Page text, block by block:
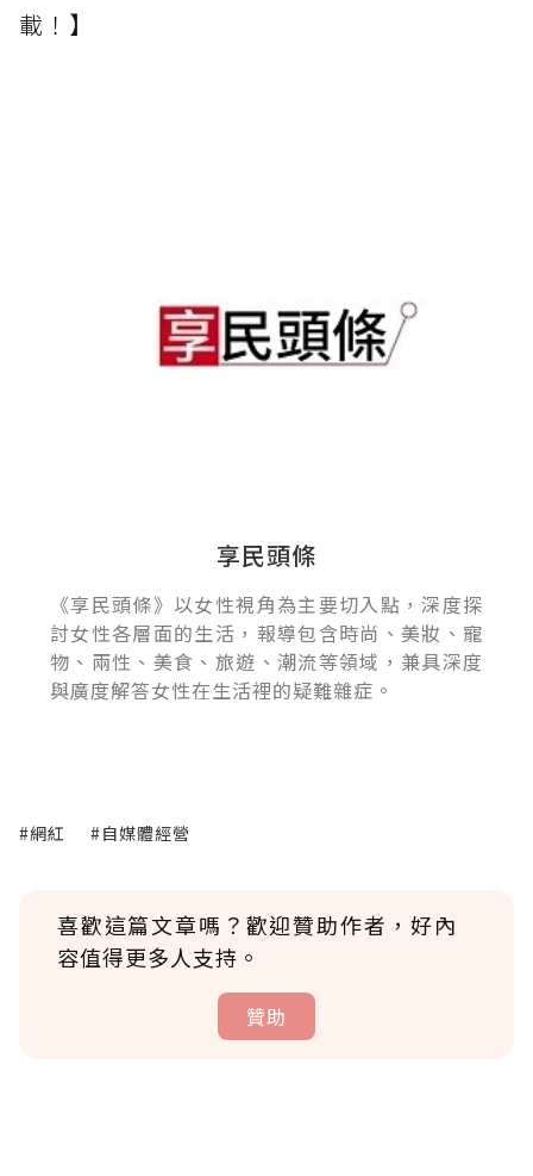
載！】
享民頭條
《享民頭條》以女性視角為主要切入點，深度探
討女性各層面的生活，報導包含時尚、美妝、寵
物、兩性、美食、旅遊、潮流等領域，兼具深度
與廣度解答女性在生活裡的疑難雜症。
#網紅 #自媒體經營
喜歡這篇文章嗎？歡迎贊助作者，好內
容值得更多人支持。
贊助